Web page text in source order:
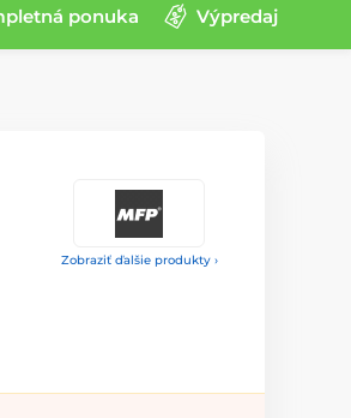
ponuka Výpredaj
Zobraziť ďalšie produkty ›